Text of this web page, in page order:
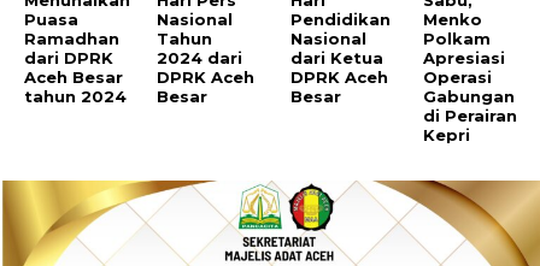
Puasa
Ramadhan
dari DPRK
Aceh Besar
tahun 2024
Nasional
Tahun
2024 dari
DPRK Aceh
Besar
Pendidikan
Nasional
dari Ketua
DPRK Aceh
Besar
Menko
Polkam
Apresiasi
Operasi
Gabungan
di Perairan
Kepri